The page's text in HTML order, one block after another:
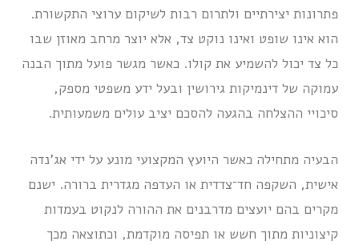
פתרונות יצירתיים ולתרום רבות לשיקום ערוצי התקשורת.
הוא אינו שופט ואינו נוקט צד, אלא יוצר מרחב מאוזן שבו
כל צד יכול להשמיע את קולו. כאשר מגשר פועל מתוך הבנה
עמוקה של דינמיקות גירושין ובעל ידע משפטי מספק,
סיכויי ההצלחה בהגעה להסכם יציב עולים משמעותית.
הבעיה מתחילה כאשר היועץ המקצועי מונע על ידי אג’נדה
אישית, השקפה חד־צדדית או העדפה מגדרית ברורה. ישנם
מקרים בהם יועצים מדרבנים את ההורה לנקוט בעמדות
קיצוניות מתוך חשש או תפיסה מוקדמת, וכתוצאה מכך